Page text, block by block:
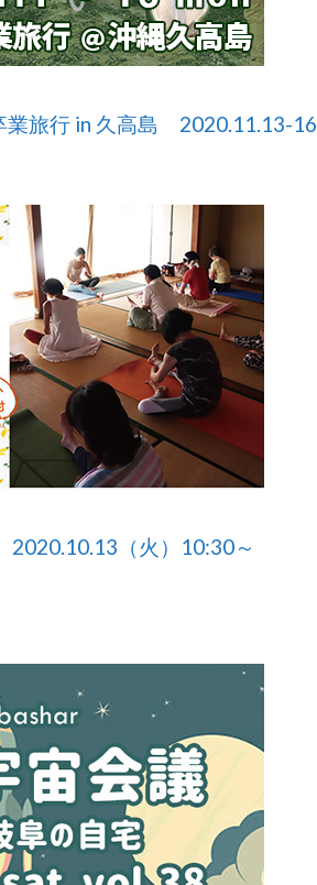
旅行 in 久高島 2020.11.13-16
（火）10:30～